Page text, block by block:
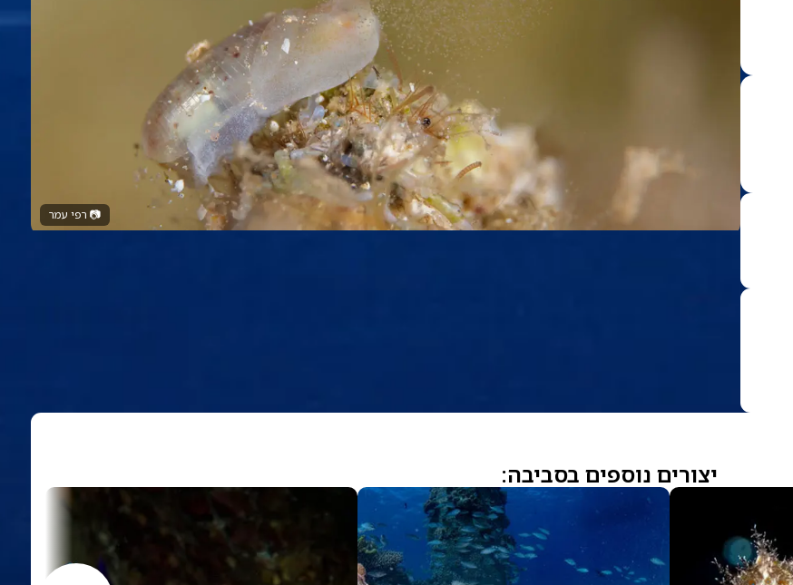
📷 רפי עמר
יצורים נוספים בסביבה: